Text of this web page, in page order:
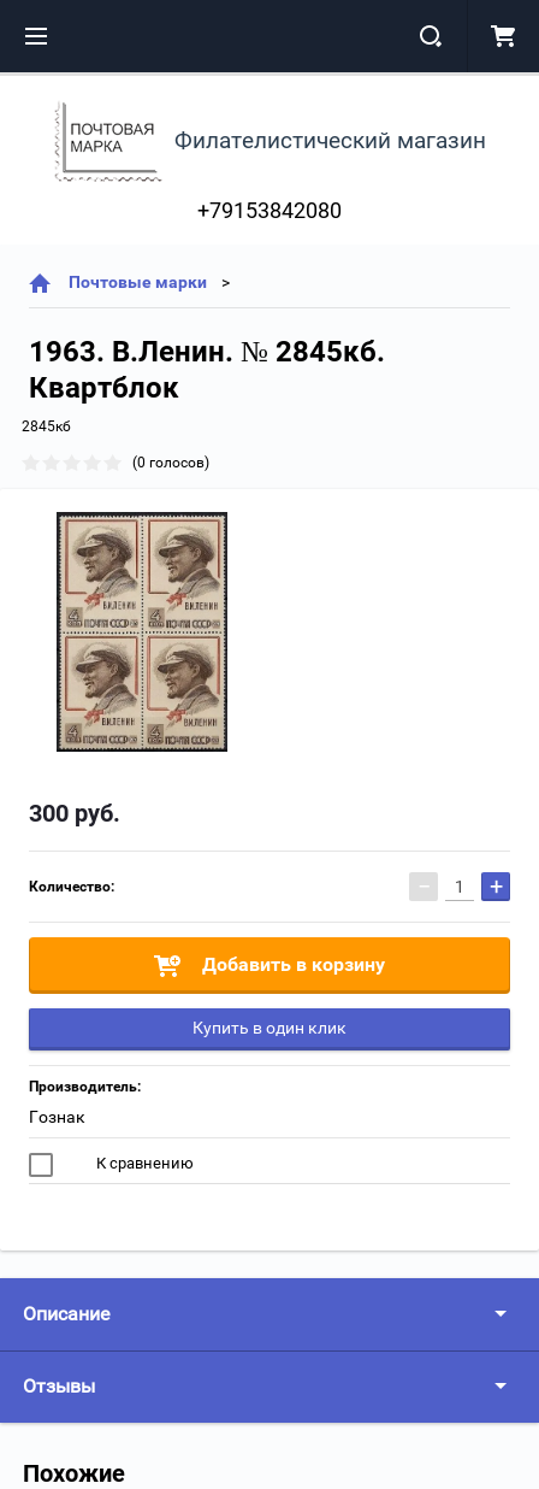
Филателистический магазин
+79153842080
Почтовые марки
1963. В.Ленин. № 2845кб.
Квартблок
2845кб
(0 голосов)
300 руб.
Количество: − +
Добавить в корзину
Купить в один клик
Производитель:
Гознак
К сравнению
Описание
Отзывы
Похожие